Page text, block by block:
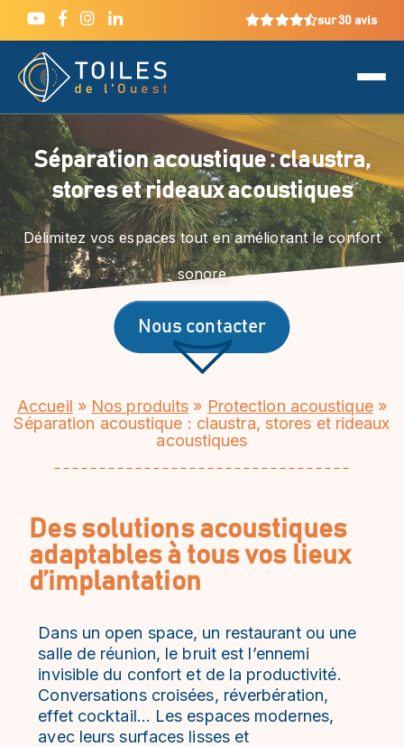
sur 30 avis
Séparation acoustique : claustra,
stores et rideaux acoustiques
Délimitez vos espaces tout en améliorant le confort
sonore
Nous contacter
Accueil » Nos produits » Protection acoustique»
Séparation acoustique : claustra, stores et rideaux
acoustiques
Des solutions acoustiques
adaptables à tous vos lieux
d’implantation
Dans un open space, un restaurant ou une
salle de réunion, le bruit est l’ennemi
invisible du confort et de la productivité.
Conversations croisées, réverbération,
effet cocktail… Les espaces modernes,
avec leurs surfaces lisses et